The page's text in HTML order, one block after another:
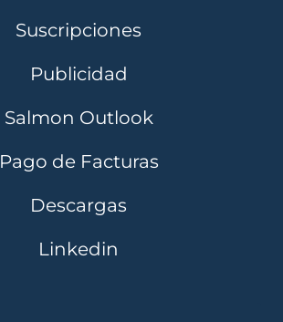
Suscripciones
Publicidad
Salmon Outlook
Pago de Facturas
Descargas
Linkedin